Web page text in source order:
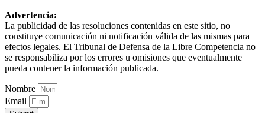
Advertencia:
La publicidad de las resoluciones contenidas en este sitio, no
constituye comunicación ni notificación válida de las mismas para
efectos legales. El Tribunal de Defensa de la Libre Competencia no
se responsabiliza por los errores u omisiones que eventualmente
pueda contener la información publicada.
Nombre
Email